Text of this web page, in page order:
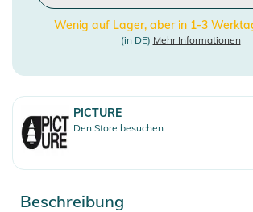
Wenig auf Lager, aber in 1-3
(in DE) Mehr Informationen
PICTURE
Den Store besuchen
Beschreibung